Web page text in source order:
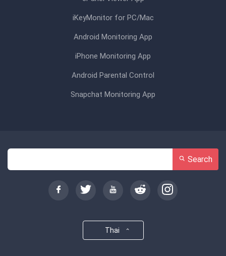
iKeyMonitor for PC/Mac
Android Monitoring App
iPhone Monitoring App
Android Parental Control
Snapchat Monitoring App
Search
Thai